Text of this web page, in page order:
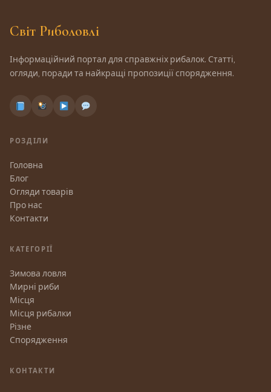
Світ Риболовлі
Інформаційний портал для справжніх рибалок. Статті,
огляди, поради та найкращі пропозиції спорядження.
РОЗДІЛИ
Головна
Блог
Огляди товарів
Про нас
Контакти
КАТЕГОРІЇ
Зимова ловля
Мирні риби
Місця
Місця рибалки
Різне
Спорядження
КОНТАКТИ